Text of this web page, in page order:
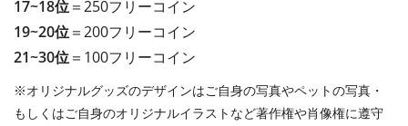
17~18位＝250フリーコイン
19~20位＝200フリーコイン
21~30位＝100フリーコイン
※オリジナルグッズのデザインはご自身の写真やペットの写真・
もしくはご自身のオリジナルイラストなど著作権や肖像権に遵守